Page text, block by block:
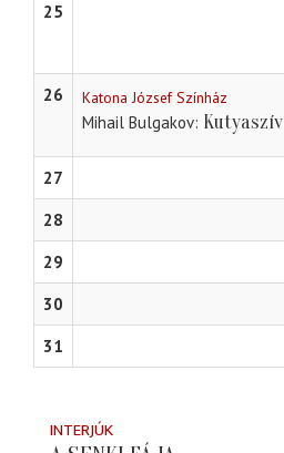
25
26 Katona József Színház
Mihail Bulgakov Kutyaszív
27
28
29
30
31
INTERJÚK